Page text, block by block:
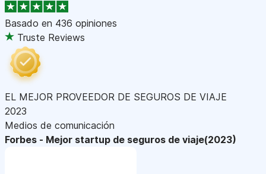
Basado en 436 opiniones
Truste Reviews
EL MEJOR PROVEEDOR DE SEGUROS DE VIAJE
2023
Medios de comunicación
Forbes - Mejor startup de seguros de viaje(2023)